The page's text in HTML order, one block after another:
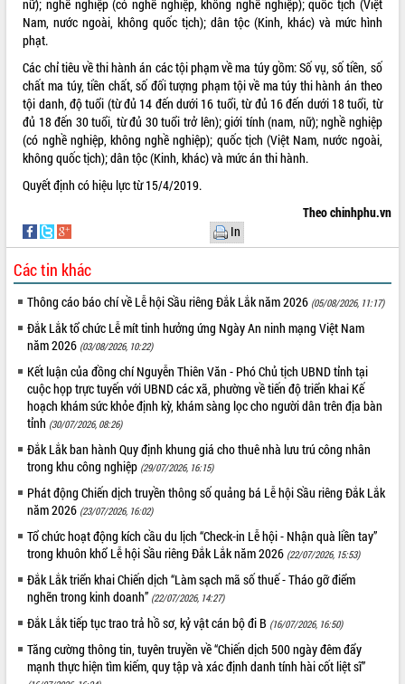
VIDEO
Lễ truy tặng danh hiệu “Bà Mẹ Việt
Nam Anh hùng” và trao Huân chương
Lao động
UBND tỉnh Đắk Lắk triển khai nhiệm
vụ 6 tháng cuối năm 2026
Kỳ họp thứ Hai, Hội đồng nhân dân
tỉnh khóa XI quyết nghị nhiều nội dung
quan trọng
Bí thư Tỉnh ủy Lương Nguyễn Minh
Triết thăm, tặng quà người có công với
cách mạng
ALBUM ẢNH
nữ); nghề nghiệp (có nghề nghiệp, không nghề nghiệp); quốc tịch (Việt
Nam, nước ngoài, không quốc tịch); dân tộc (Kinh, khác) và mức hình
phạt.
Các chỉ tiêu về thi hành án các tội phạm về ma túy gồm: Số vụ, số tiền, số
chất ma túy, tiền chất, số đối tượng phạm tội về ma túy thi hành án theo
tội danh, độ tuổi (từ đủ 14 đến dưới 16 tuổi, từ đủ 16 đến dưới 18 tuổi, từ
đủ 18 đến 30 tuổi, từ đủ 30 tuổi trở lên); giới tính (nam, nữ); nghề nghiệp
(có nghề nghiệp, không nghề nghiệp); quốc tịch (Việt Nam, nước ngoài,
không quốc tịch); dân tộc (Kinh, khác) và mức án thi hành.
Quyết định có hiệu lực từ 15/4/2019.
Theo chinhphu.vn
In
Các tin khác
Thông cáo báo chí về Lễ hội Sầu riêng Đắk Lắk năm 2026 (05/08/2026, 11:17)
Đắk Lắk tổ chức Lễ mít tinh hưởng ứng Ngày An ninh mạng Việt Nam
năm 2026 (03/08/2026, 10:22)
Kết luận của đồng chí Nguyễn Thiên Văn - Phó Chủ tịch UBND tỉnh tại
cuộc họp trực tuyến với UBND các xã, phường về tiến độ triển khai Kế
hoạch khám sức khỏe định kỳ, khám sàng lọc cho người dân trên địa bàn
tỉnh (30/07/2026, 08:26)
Đắk Lắk ban hành Quy định khung giá cho thuê nhà lưu trú công nhân
trong khu công nghiệp (29/07/2026, 16:15)
Phát động Chiến dịch truyền thông số quảng bá Lễ hội Sầu riêng Đắk Lắk
năm 2026 (23/07/2026, 16:02)
Tổ chức hoạt động kích cầu du lịch “Check-in Lễ hội - Nhận quà liền tay”
trong khuôn khổ Lễ hội Sầu riêng Đắk Lắk năm 2026 (22/07/2026, 15:53)
Đắk Lắk triển khai Chiến dịch “Làm sạch mã số thuế - Tháo gỡ điểm
nghẽn trong kinh doanh” (22/07/2026, 14:27)
Đắk Lắk tiếp tục trao trả hồ sơ, kỷ vật cán bộ đi B (16/07/2026, 16:50)
Tăng cường thông tin, tuyên truyền về “Chiến dịch 500 ngày đêm đẩy
mạnh thực hiện tìm kiếm, quy tập và xác định danh tính hài cốt liệt sĩ”